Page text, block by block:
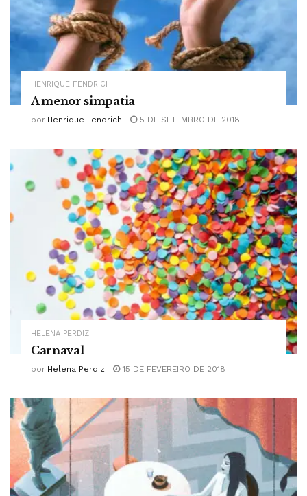
HENRIQUE FENDRICH
A menor simpatia
por Henrique Fendrich 5 DE SETEMBRO DE 2018
HELENA PERDIZ
Carnaval
por Helena Perdiz 15 DE FEVEREIRO DE 2018